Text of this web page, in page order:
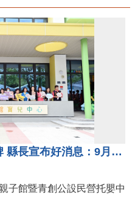
苗栗親子館暨托嬰中心揭牌 縣長宣布好消息：9月1日起調降臨時托嬰費用
子館暨青創公設民營托嬰中